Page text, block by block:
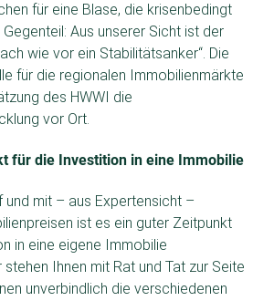
für eine Blase, die krisenbedingt
Aus unserer Sicht ist der
wie vor ein Stabilitätsanker“. Die
für die regionalen Immobilienmärkte
des HWWI die
vor Ort.
für die Investition in eine Immobilie
und mit – aus Expertensicht –
ist es ein guter Zeitpunkt
in eine eigene Immobilie
stehen Ihnen mit Rat und Tat zur Seite
unverbindlich die verschiedenen